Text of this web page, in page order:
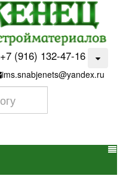
+7 (916) 132-47-16
ims.snabjenets@yandex.ru